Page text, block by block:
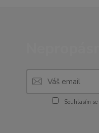
Souhlasím se